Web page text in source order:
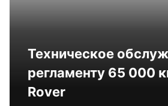
Техническое обслуживание по
регламенту 65 000
Rover